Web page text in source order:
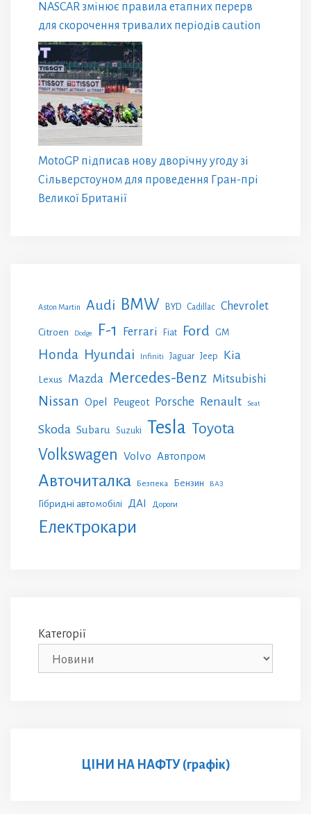
NASCAR змінює правила етапних перерв
для скорочення тривалих періодів caution
MotoGP підписав нову дворічну угоду зі
Сільверстоуном для проведення Гран-прі
Великої Британії
Aston Martin Audi BMW BYD Cadillac Chevrolet
Citroen Dodge F-1 Ferrari Fiat Ford GM
Honda Hyundai Infiniti Jaguar Jeep Kia
Lexus Mazda Mercedes-Benz Mitsubishi
Nissan Opel Peugeot Porsche Renault Seat
Skoda Subaru Suzuki Tesla Toyota
Volkswagen Volvo Автопром
Авточиталка Безпека Бензин ВАЗ
Гібридні автомобілі ДАІ Дороги
Електрокари
Категорії
ЦІНИ НА НАФТУ (графік)